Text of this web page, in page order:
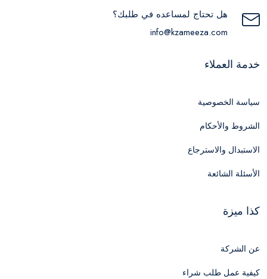
هل تحتاج لمساعده في طلبك؟
info@kzameeza.com
خدمة العملاء
سياسة الخصوصية
الشروط والأحكام
الاستبدال والاسترجاع
الأسئلة الشائعة
كذا ميزة
عن الشركة
كيفية عمل طلب شراء